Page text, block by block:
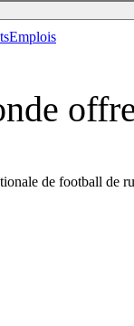
Emplois
de football de